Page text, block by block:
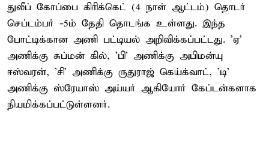
துலீப் கோப்பை கிரிக்கெட் (4 நாள் ஆட்டம்) தொடர்
செப்டம்பர் -5ம் தேதி தொடங்க உள்ளது. இந்த
போட்டிக்கான அணி பட்டியல் அறிவிக்கப்பட்டது. 'ஏ'
அணிக்கு சுப்மன் கில், 'பி' அணிக்கு அபிமன்யு
ஈஸ்வரன், 'சி' அணிக்கு ருதுராஜ் கெய்க்வாட், 'டி'
அணிக்கு ஸ்ரேயாஸ் அய்யர் ஆகியோர் கேப்டன்களாக
நியமிக்கப்பட்டுள்ளனர்.